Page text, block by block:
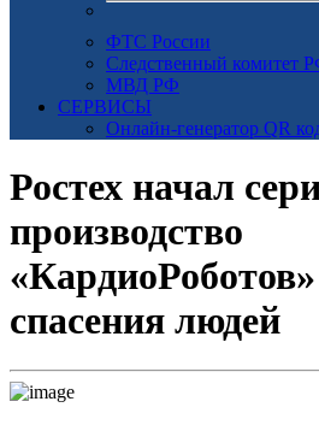
ФТС России
Следственный комитет
МВД РФ
СЕРВИСЫ
Онлайн-генератор QR
Ростех начал
производство
спасения людей